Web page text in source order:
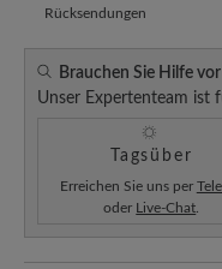
Rücksendungen
Brauchen Sie Hilfe
Unser Expertenteam ist
Tagsüber
Erreichen Sie uns per
oder Live-Chat